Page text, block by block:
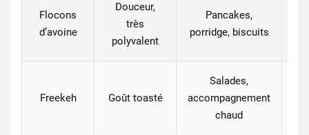
Flocons
d’avoine
Douceur,
très
polyvalent
Pancakes,
porridge, biscuits
Freekeh Goût toasté
Salades,
accompagnement
chaud